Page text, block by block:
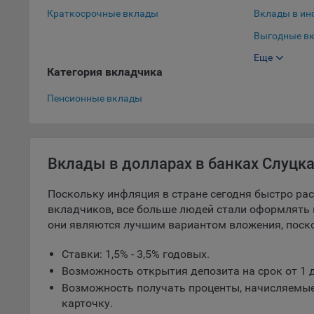
5.1.
может
9.2.
Краткосрочные вклады
Вклады в
Выгодные
Выгодные
Еще
Категория вкладчика
Пенсионные вклады
Вклады в долларах в банках Слуцка
Поскольку инфляция в стране сегодня быстро
вкладчиков, все больше людей стали
они являются лучшим вариантом вложения,
Ставки: 1,5% - 3,5% годовых.
Возможность открытия депозита на срок от 1
Возможность получать проценты,
карточку.